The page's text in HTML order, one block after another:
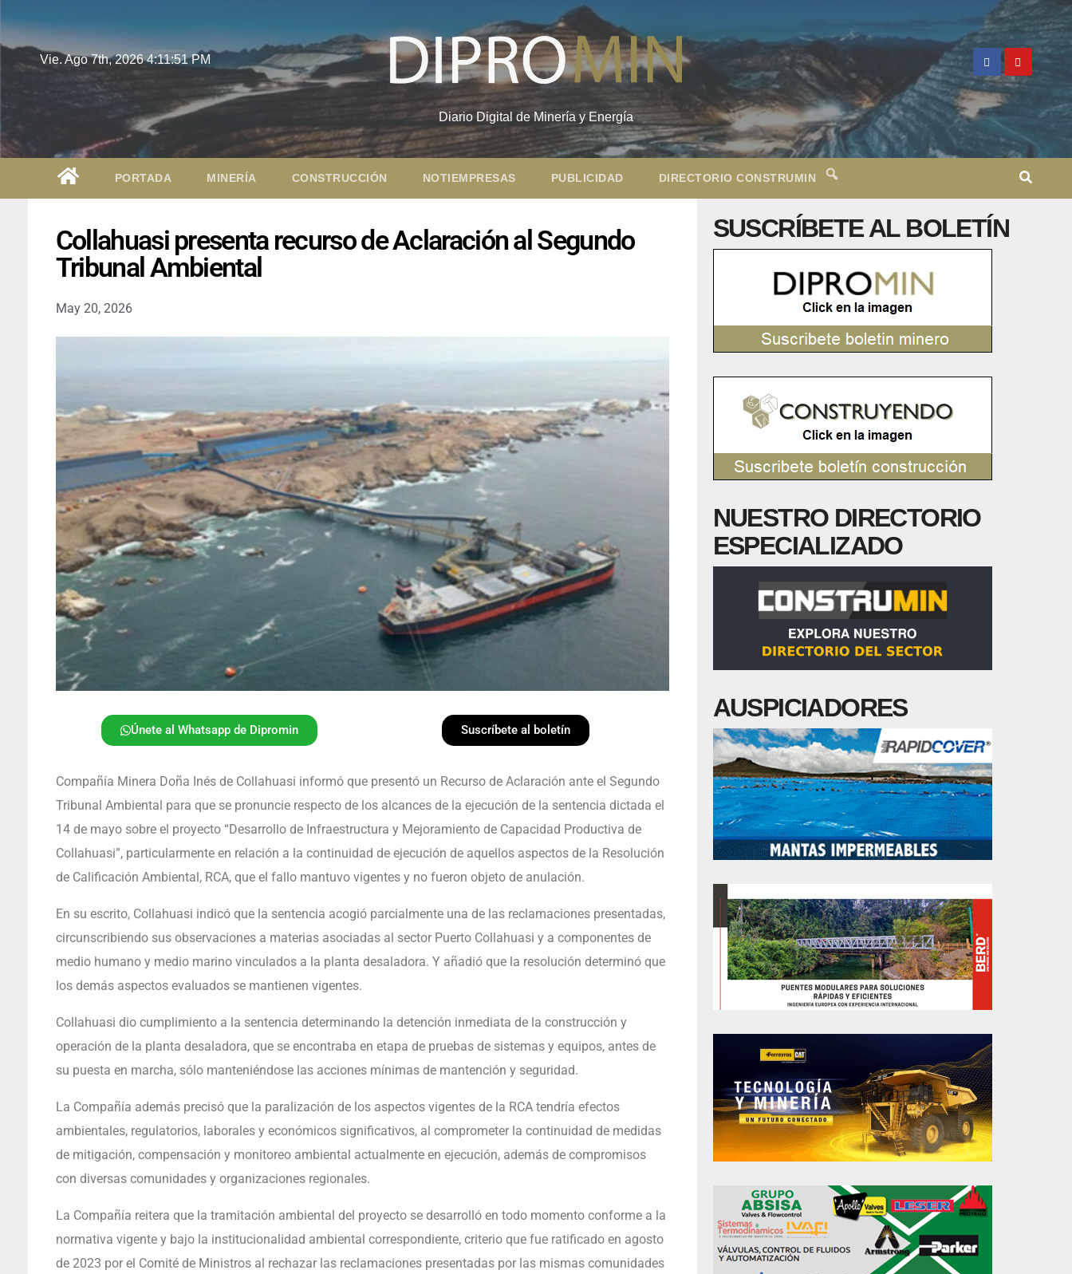
Vie. Ago 7th, 20264:11:52 PM
Diario Digital de Minería y Energía
PORTADA MINERÍA CONSTRUCCIÓN NOTIEMPRESAS PUBLICIDAD DIRECTORIO CONSTRUMIN
Collahuasi presenta recurso de Aclaración al Segundo
Tribunal Ambiental
May 20, 2026
Únete al Whatsapp de Dipromin Suscríbete al boletín
Compañía Minera Doña Inés de Collahuasi informó que presentó un Recurso de Aclaración ante el Segundo
Tribunal Ambiental para que se pronuncie respecto de los alcances de la ejecución de la sentencia dictada el
14 de mayo sobre el proyecto “Desarrollo de Infraestructura y Mejoramiento de Capacidad Productiva de
Collahuasi”, particularmente en relación a la continuidad de ejecución de aquellos aspectos de la Resolución
de Calificación Ambiental, RCA, que el fallo mantuvo vigentes y no fueron objeto de anulación.
En su escrito, Collahuasi indicó que la sentencia acogió parcialmente una de las reclamaciones presentadas,
circunscribiendo sus observaciones a materias asociadas al sector Puerto Collahuasi y a componentes de
medio humano y medio marino vinculados a la planta desaladora. Y añadió que la resolución determinó que
los demás aspectos evaluados se mantienen vigentes.
Collahuasi dio cumplimiento a la sentencia determinando la detención inmediata de la construcción y
operación de la planta desaladora, que se encontraba en etapa de pruebas de sistemas y equipos, antes de
su puesta en marcha, sólo manteniéndose las acciones mínimas de mantención y seguridad.
La Compañía además precisó que la paralización de los aspectos vigentes de la RCA tendría efectos
ambientales, regulatorios, laborales y económicos significativos, al comprometer la continuidad de medidas
de mitigación, compensación y monitoreo ambiental actualmente en ejecución, además de compromisos
con diversas comunidades y organizaciones regionales.
La Compañía reitera que la tramitación ambiental del proyecto se desarrolló en todo momento conforme a la
normativa vigente y bajo la institucionalidad ambiental correspondiente, criterio que fue ratificado en agosto
de 2023 por el Comité de Ministros al rechazar las reclamaciones presentadas por las mismas comunidades
SUSCRÍBETE AL BOLETÍN
NUESTRO DIRECTORIO
ESPECIALIZADO
AUSPICIADORES